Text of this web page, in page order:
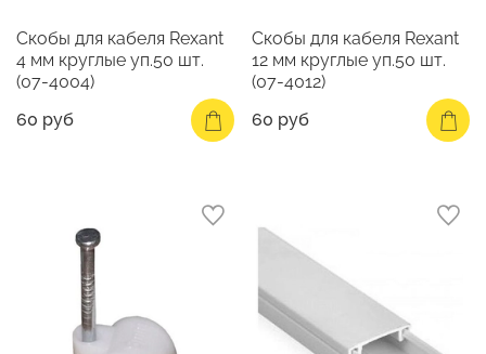
Скобы для кабеля Rexant
4 мм круглые уп.50 шт.
(07-4004)
60 руб
Скобы для кабеля Rexant
12 мм круглые уп.50 шт.
(07-4012)
60 руб